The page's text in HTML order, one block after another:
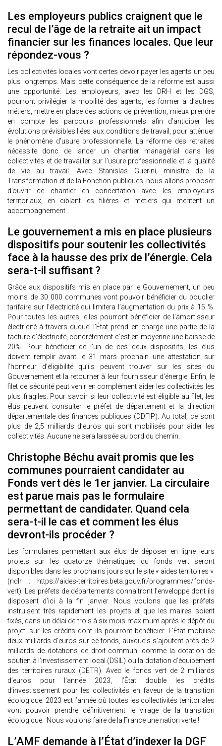
Les employeurs publics craignent que le
recul de l’âge de la retraite ait un impact
financier sur les finances locales. Que leur
répondez-vous ?
Les collectivités locales vont certes devoir payer les agents un peu
plus longtemps. Mais cette conséquence de la réforme est aussi
une opportunité. Les employeurs, avec les DRH et les DGS,
pourront privilégier la mobilité des agents, les former à d’autres
métiers, mettre en place des actions de prévention, mieux prendre
en compte les parcours professionnels afin d’anticiper les
évolutions prévisibles liées aux conditions de travail, pour atténuer
le phénomène d’usure professionnelle. La réforme des retraites
nécessite donc de lancer un chantier managérial dans les
collectivités et de travailler sur l’usure professionnelle et la qualité
de vie au travail. Avec Stanislas Guerini, ministre de la
Transformation et de la Fonction publiques, nous allons proposer
d’ouvrir ce chantier en concertation avec les employeurs
territoriaux, en ciblant les filières et métiers qui méritent un
accompagnement.
Le gouvernement a mis en place plusieurs
dispositifs pour soutenir les collectivités
face à la hausse des prix de l’énergie. Cela
sera-t-il suffisant ?
Grâce aux dispositifs mis en place par le Gouvernement, un peu
moins de 30 000 communes vont pouvoir bénéficier du bouclier
tarifaire sur l’électricité qui limitera l’augmentation du prix à 15 %.
Pour toutes les autres, elles pourront bénéficier de l’amortisseur
électricité à travers duquel l’État prend en charge une partie de la
facture d’électricité, concrètement c’est en moyenne une baisse de
20%. Pour bénéficier de l’un de ces deux dispositifs, les élus
doivent remplir avant le 31 mars prochain une attestation sur
l’honneur d’éligibilité qu’ils peuvent trouver sur les sites du
Gouvernement et la retourner à leur fournisseur d’énergie. Enfin, le
filet de sécurité peut venir en complément aider les collectivités les
plus fragiles. Pour savoir si leur collectivité est éligible au filet, les
élus peuvent consulter le préfet de département et la direction
départementale des finances publiques (DDFIP). Au total, ce sont
plus de 2,5 milliards d’euros qui sont mobilisés pour aider les
collectivités. Aucune ne sera laissée au bord du chemin.
Christophe Béchu avait promis que les
communes pourraient candidater au
Fonds vert dès le 1er janvier. La circulaire
est parue mais pas le formulaire
permettant de candidater. Quand cela
sera-t-il le cas et comment les élus
devront-ils procéder ?
Les formulaires permettant aux élus de déposer en ligne leurs
projets sur les quatorze thématiques du fonds vert seront
disponibles dans les prochains jours sur le site « aides territoires »
(ndlr : https://aides-territoires.beta.gouv.fr/programmes/fonds-
vert). Les préfets de départements connaitront l’enveloppe dont ils
disposent d’ici à la fin janvier. Nous voulons que les préfets
instruisent très rapidement les projets et que les maires soient
fixés, dans un délai de trois à six mois maximum après le dépôt du
projet, sur les crédits dont ils pourront bénéficier. L’État mobilise
deux milliards d’euros sur ce fonds, auxquels s’ajoutent près de 2
milliards de dotations de droit commun, comme la dotation de
soutien à l’investissement local (DSIL) ou la dotation d’équipement
des territoires ruraux (DETR). Avec le fonds vert de 2 milliards
d’euros pour l’année 2023, l’État double les crédits
d’investissement pour les collectivités en faveur de la transition
écologique. 2023 est l’année où toutes les collectivités territoriales
vont pouvoir prendre définitivement le virage de la transition
écologique. Nous voulons faire de la France une nation verte !
L’AMF demande à l’État d’indexer la DGF